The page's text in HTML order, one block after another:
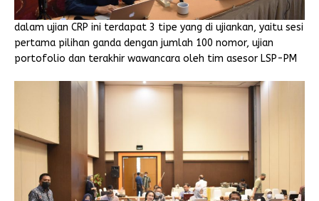
dalam ujian CRP ini terdapat 3 tipe yang di ujiankan, yaitu sesi
pertama pilihan ganda dengan jumlah 100 nomor, ujian
portofolio dan terakhir wawancara oleh tim asesor LSP-PM